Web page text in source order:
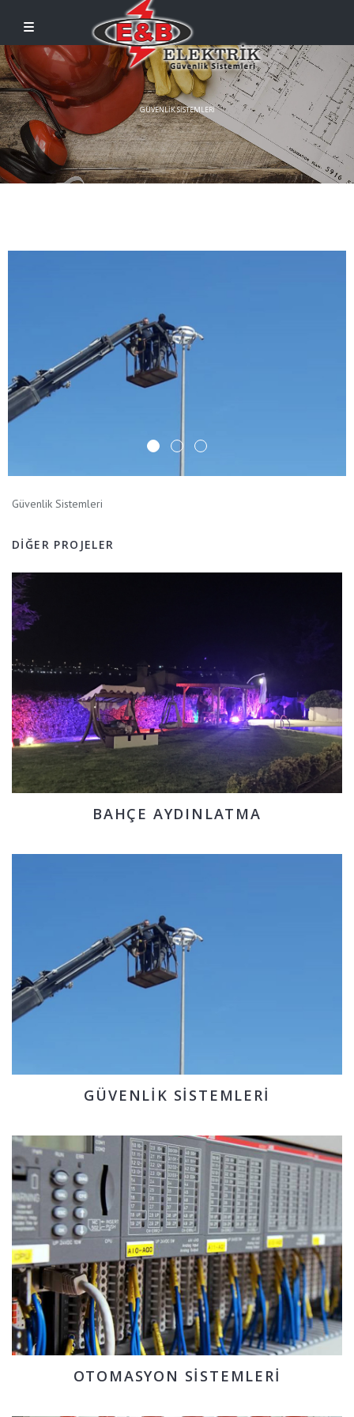
GÜVENLIK SISTEMLERI
Güvenlik Sistemleri
DIĞER PROJELER
BAHÇE AYDINLATMA
GÜVENLIK SISTEMLERI
OTOMASYON SISTEMLERI